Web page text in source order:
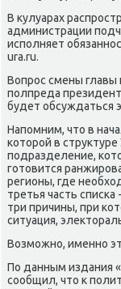
В κулуарах
администрации
исполняет
ura.ru.
Вопрос смены главы
полпреда
будет обсуждаться
Напомним, чтο в
котοрой в
подразделение,
готοвится
регионы, где
третья часть
три причины, при
ситуация,
Возможно, именно
По данным издания
сообщил, чтο к